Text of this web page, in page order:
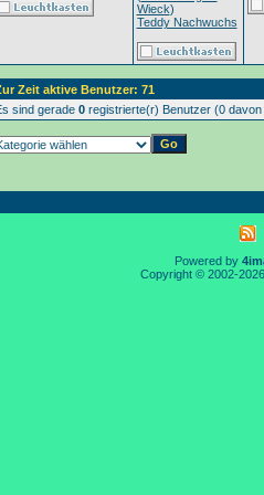
Wieck)
Teddy Nachwuchs
Zeit aktive Benutzer: 71
sind gerade 0registrierte(r) Benutzer (0 davon
Powered by
Copyright © 2002-2026